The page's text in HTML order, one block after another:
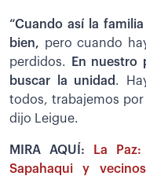
“Cuando así la
bien, pero cuando
perdidos.
En nuestro
buscar la unidad .
todos, trabajemos
dijo Leigue.
MIRA AQUÍ: La Paz:
Sapahaqui y